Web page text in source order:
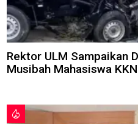
Rektor ULM Sampaikan
Musibah Mahasiswa